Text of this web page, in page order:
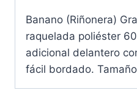
Banano (Riñonera)
raquelada poliéster
adicional delantero
fácil bordado.